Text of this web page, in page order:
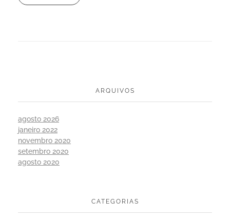
ARQUIVOS
agosto 2026
janeiro 2022
novembro 2020
setembro 2020
agosto 2020
CATEGORIAS